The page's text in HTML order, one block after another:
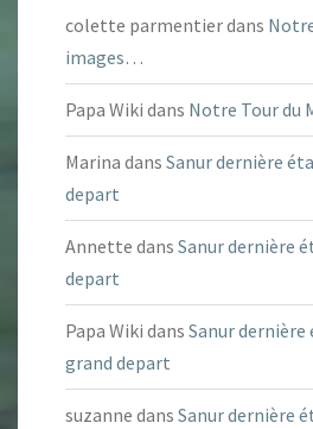
colette parmentierdans
images…
Papa Wiki dans Notre Tour du
Marina dans Sanur dernière
depart
Annette dans Sanur dernière
depart
Papa Wiki dans Sanur
grand depart
suzanne dans Sanur dernière